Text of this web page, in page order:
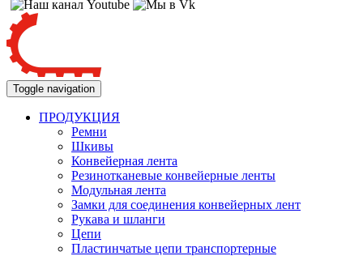
Toggle navigation
ПРОДУКЦИЯ
Ремни
Шкивы
Конвейерная лента
Резинотканевые конвейерные ленты
Модульная лента
Замки для соединения конвейерных лент
Рукава и шланги
Цепи
Пластинчатые цепи транспортерные